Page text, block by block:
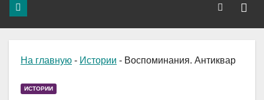
На главную - Истории - Воспоминания. Антиквар
ИСТОРИИ